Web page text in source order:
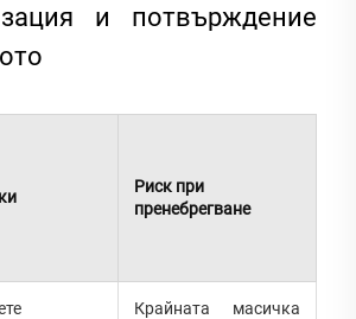
и потвърждение
Риск при
пренебрегване
Крайната масичка